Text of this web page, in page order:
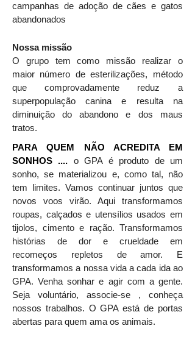
campanhas de adoção de cães e gatos
abandonados
Nossa missão
O grupo tem como missão realizar o
maior número de esterilizações, método
que comprovadamente reduz a
superpopulação canina e resulta na
diminuição do abandono e dos maus
tratos.
PARA QUEM NÃO ACREDITA EM
SONHOS .... o GPA é produto de um
sonho, se materializou e, como tal, não
tem limites. Vamos continuar juntos que
novos voos virão. Aqui transformamos
roupas, calçados e utensílios usados em
tijolos, cimento e ração. Transformamos
histórias de dor e crueldade em
recomeços repletos de amor. E
transformamos a nossa vida a cada ida ao
GPA. Venha sonhar e agir com a gente.
Seja voluntário, associe-se , conheça
nossos trabalhos. O GPA está de portas
abertas para quem ama os animais.